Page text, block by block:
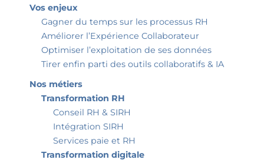
Vos enjeux
Gagner du temps sur les processus RH
Améliorer l’Expérience Collaborateur
Optimiser l’exploitation de ses données
Tirer enfin parti des outils collaboratifs & IA
Nos métiers
Transformation RH
Conseil RH & SIRH
Intégration SIRH
Services paie et RH
Transformation digitale